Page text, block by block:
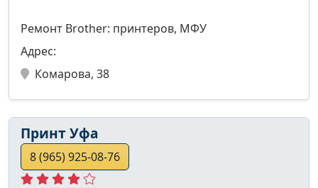
Ремонт Brother: принтеров, МФУ
Адрес:
Комарова, 38
Принт Уфа
8 (965) 925-08-76